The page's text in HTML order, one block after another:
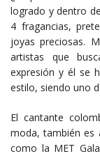
logrado y dentro
4 fragancias,
joyas preciosas.
artistas que
expresión y él se
estilo, siendo uno
El cantante
moda, también es
como la MET